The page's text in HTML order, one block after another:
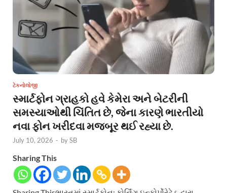
ટેકનોલોજી
સ્માર્ટફોન ગ્રાહકો હવે કેમેરા અને બેટરીની
સમસ્યાઓથી ચિંતિત છે, જેના કારણે ભારતીયો
નવા ફોન ખરીદવા મજબૂર થઈ રહ્યા છે.
July 10, 2026 - bySB
Sharing This